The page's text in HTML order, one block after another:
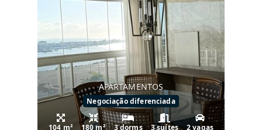
APARTAMENTOS
Negociação diferenciada
104 m² 180 m² 3 dorms 3 suítes 2 vagas